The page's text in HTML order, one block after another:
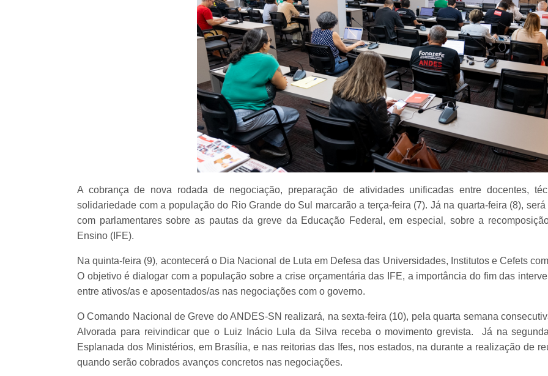
A cobrança de nova rodada de negociação, preparação de atividades unificadas entre docentes,
solidariedade com a população do Rio Grande do Sul marcarão a terça-feira (7). Já na quarta-feira (8),
com parlamentares sobre as pautas da greve da Educação Federal, em especial, sobre a
Ensino (IFE).
Na quinta-feira (9), acontecerá o Dia Nacional de Luta em Defesa das Universidades, Institutos e Cefets
O objetivo é dialogar com a população sobre a crise orçamentária das IFE, a importância do fim das
entre ativos/as e aposentados/as nas negociações com o governo.
O Comando Nacional de Greve do ANDES-SN realizará, na sexta-feira (10), pela quarta semana
Alvorada para reivindicar que o Luiz Inácio Lula da Silva receba o movimento grevista. Já na
Esplanada dos Ministérios, em Brasília, e nas reitorias das Ifes, nos estados, na durante a realização de
quando serão cobrados avanços concretos nas negociações.